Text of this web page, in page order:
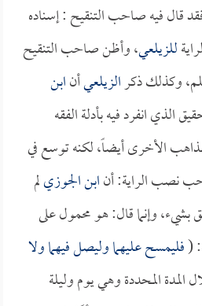
قال فيه صاحب التنقيح : إسناده
للزيلعي، وأظن صاحب التنقيح
وكذلك ذكرالزيلعيأنابن
الذي انفرد فيه بأدلة الفقه
الأخرى أيضاً، لكنه توسع في
نصب الراية: أنابن الجوزيلم
بشيء، وإنما قال: هو محمول على
(فليمسح عليهما وليصل فيهما ولا
المدة المحددة وهي يوم وليلة